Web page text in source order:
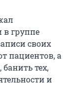
в группе
своих
пациентов, а
тех,
и